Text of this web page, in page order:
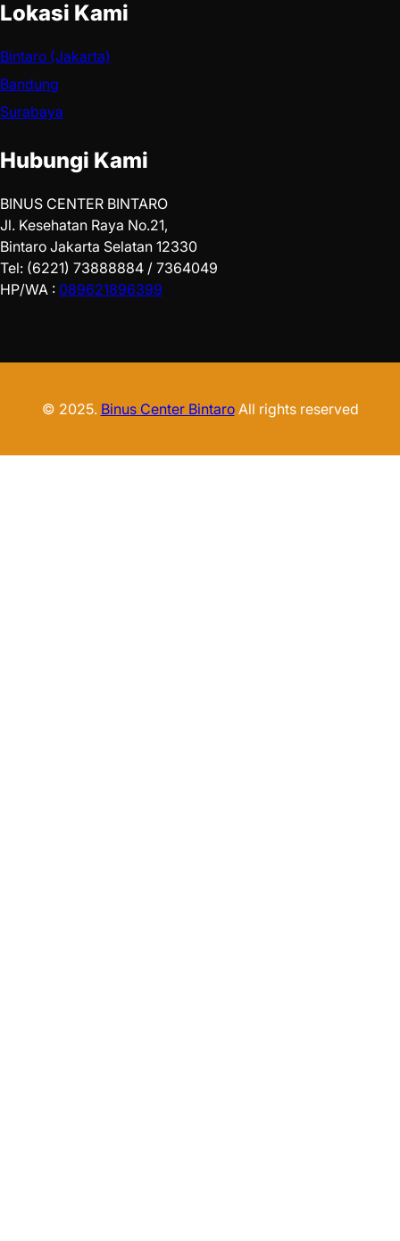
Lokasi Kami
Bintaro (Jakarta)
Bandung
Surabaya
Hubungi Kami
BINUS CENTER BINTARO
Jl. Kesehatan Raya No.21,
Bintaro Jakarta Selatan 12330
Tel: (6221) 73888884 / 7364049
HP/WA : 089621896399
© 2025. Binus Center BintaroAll rights reserved